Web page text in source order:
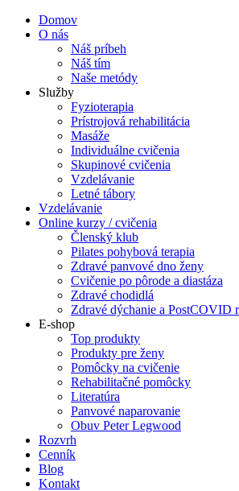
Domov
O nás
Náš príbeh
Náš tím
Naše metódy
Služby
Fyzioterapia
Prístrojová rehabilitácia
Masáže
Individuálne cvičenia
Skupinové cvičenia
Vzdelávanie
Letné tábory
Vzdelávanie
Online kurzy / cvičenia
Členský klub
Pilates pohybová terapia
Zdravé panvové dno ženy
Cvičenie po pôrode a diastáza
Zdravé chodidlá
Zdravé dýchanie a PostCOVID
E-shop
Top produkty
Produkty pre ženy
Pomôcky na cvičenie
Rehabilitačné pomôcky
Literatúra
Panvové naparovanie
Obuv Peter Legwood
Rozvrh
Cenník
Blog
Kontakt